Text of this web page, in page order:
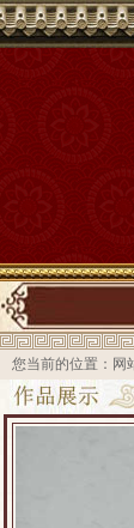
您当前的位置： 网